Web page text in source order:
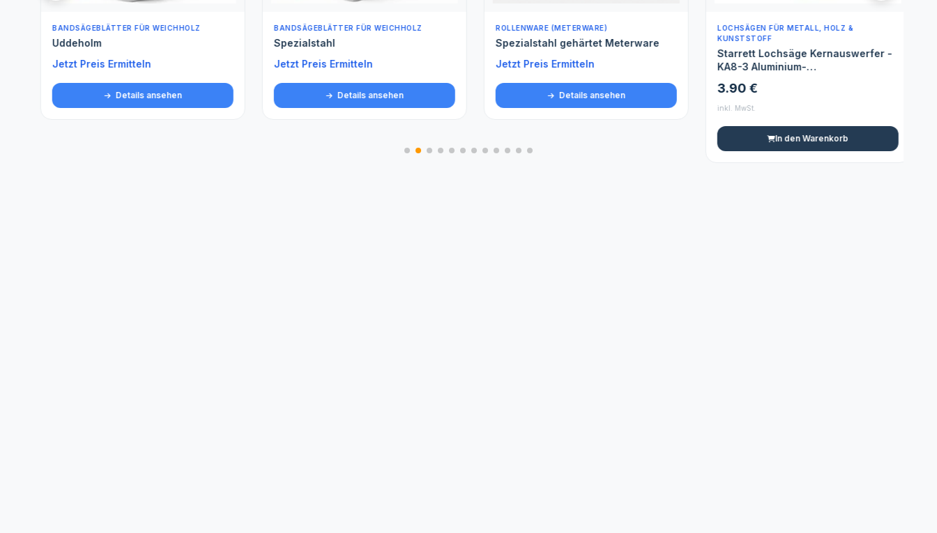
BANDSÄGEBLÄTTER FÜR WEICHHOLZ
Uddeholm
Jetzt Preis Ermitteln
Details ansehen
BANDSÄGEBLÄTTER FÜR WEICHHOLZ
Spezialstahl
Jetzt Preis Ermitteln
Details ansehen
ROLLENWARE (METERWARE)
Spezialstahl gehärtet Meterware
Jetzt Preis Ermitteln
Details ansehen
LOCHSÄGEN FÜR METALL, HOLZ &
KUNSTSTOFF
Starrett Lochsäge Kernauswerfer -
KA8-3 Aluminium-
40-60 mm Lochsäge Bohrer
3.90 €
inkl. MwSt.
In den Warenkorb